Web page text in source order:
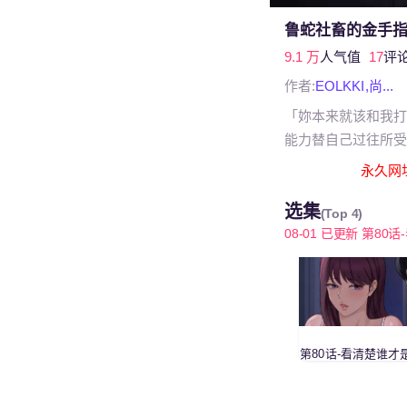
鲁蛇社畜的金手
9.1 万人气值 17评
作者:EOLKKI,尚...
「妳本来就该和我
能力替自己过往所
永久网址
选集(Top 4)
08-01 已更新 第80话
第80话-看清楚谁才